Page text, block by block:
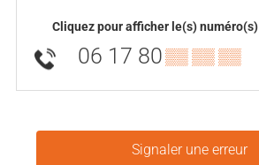
Cliquez pour afficher le(s) numéro(s)
06 17 80▒▒ ▒▒ ▒▒
Signaler une erreur